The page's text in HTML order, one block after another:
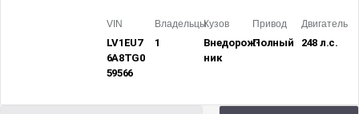
VIN
LV1EU7
6A8TG0
59566
Владельцы
1
Кузов
Внедорож­
ник
Привод
Полный
Двигатель
248 л.с.